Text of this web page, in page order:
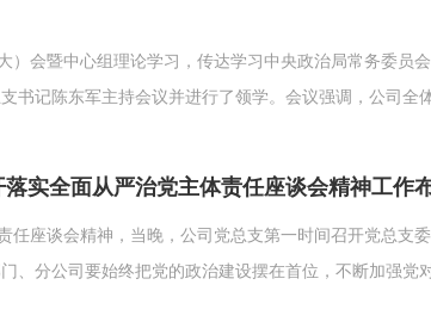
）会暨中心组理论学习，传达学习中央政治局常务委员
书记陈东军主持会议并进行了领学。会议强调，公司全
实全面从严治党主体责任座谈会精神工作
任座谈会精神，当晚，公司党总支第一时间召开党总支
、分公司要始终把党的政治建设摆在首位，不断加强党